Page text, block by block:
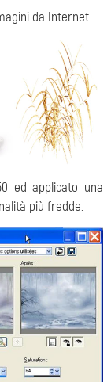
da Internet.
ed applicato una
più fredde.